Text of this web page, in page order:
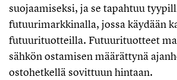
suojaamiseksi, ja se tapahtuu
futuurimarkkinalla, jossa käydään
futuurituotteilla. Futuurituotteet
sähkön ostamisen määrättynä
ostohetkellä sovittuun hintaan.